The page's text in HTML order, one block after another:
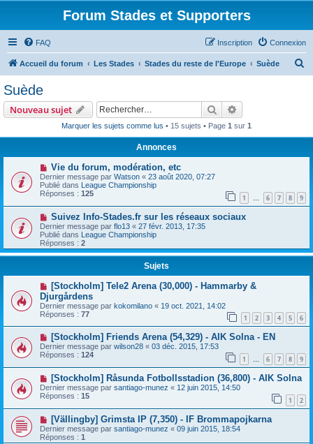
Forum Stades et Supporters
FAQ Connexion
Inscription
Accueil du forum Les Stades Stades du reste de l'Europe Suède
Suède
Nouveau sujet Rechercher
Marquer les sujets comme lus • 15 sujets • Page 1 sur 1
Annonces
Vie du forum, modération, etc
Dernier message par Watson « 23 août 2020, 07:27
Publié dans League Championship
Réponses : 125 1 … 6 7 8 9
Suivez Info-Stades.fr sur les réseaux sociaux
Dernier message par flo13 « 27 févr. 2013, 17:35
Publié dans League Championship
Réponses : 2
Sujets
[Stockholm] Tele2 Arena (30,000) - Hammarby &
Djurgårdens
Dernier message par kokomilano « 19 oct. 2021, 14:02
Réponses : 77 1 2 3 4 5 6
[Stockholm] Friends Arena (54,329) - AIK Solna - EN
Dernier message par wilson28 « 03 déc. 2015, 17:53
Réponses : 124 1 … 6 7 8 9
[Stockholm] Råsunda Fotbollsstadion (36,800) - AIK Solna
Dernier message par santiago-munez « 12 juin 2015, 14:50
Réponses : 15 1 2
[Vällingby] Grimsta IP (7,350) - IF Brommapojkarna
Dernier message par santiago-munez « 09 juin 2015, 18:54
Réponses : 1